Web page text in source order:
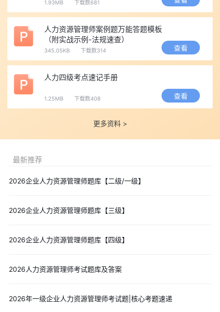
1.93MB 下载数681
‌人力资源管理师案例题万能答题模板
（附实战示例-法规速查）‌
345.05KB 下载数314 查看
人力四级考点速记手册
1.25MB 下载数408 查看
更多资料 >
最新推荐
2026企业人力资源管理师题库【二级/一级】
2026企业人力资源管理师题库【三级】
2026企业人力资源管理师题库【四级】
2026人力资源管理师考试题库及答案
2026年一级企业人力资源管理师考试题|核心考题速递